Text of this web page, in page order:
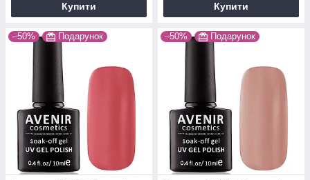
Купити Купити
–50% Подарунок –50% Подарунок